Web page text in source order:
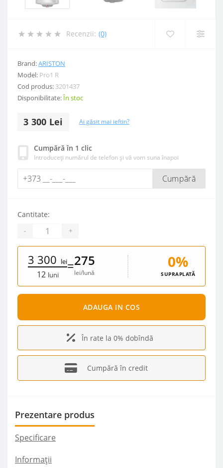
Recenzii: (0)
Brand:ARISTON
Model: Pro1 R
Cod produs: 3201437
Disponibilitate:În stoc
3 300 Lei Ai găsit mai ieftin?
Cumpără în 1 clic
Introduceți numărul de telefon și vă vom suna înapoi
Cumpără
Cantitate:
- +
3 300 lei
12 luni
=275
lei/lună
0%
SUPRAPLATĂ
ADAUGA IN COS
În rate la 0% dobîndă
Cumpără în credit
Prezentare produs
Specificare
Informații